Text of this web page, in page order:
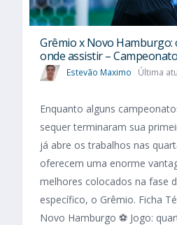
Grêmio x Novo Hamburgo:
onde assistir –
Estevão Maximo Última
Enquanto alguns
sequer terminaram sua
já abre os trabalhos nas
oferecem uma enorme
melhores colocados na fase
específico, o Grêmio. Ficha
Novo Hamburgo ⚽ Jogo: